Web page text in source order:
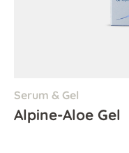
Serum & Gel
Alpine-Aloe Gel